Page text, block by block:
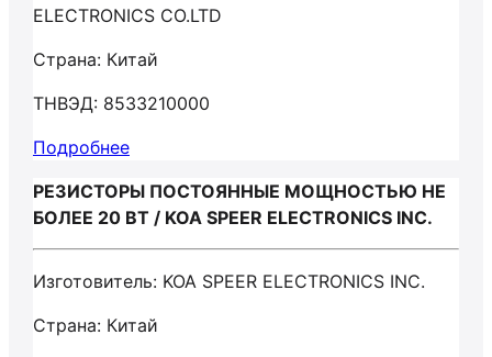
ELECTRONICS CO.LTD
Страна: Китай
ТНВЭД: 8533210000
Подробнее
РЕЗИСТОРЫ ПОСТОЯННЫЕ МОЩНОСТЬЮ НЕ
БОЛЕЕ 20 ВТ / KOA SPEER ELECTRONICS INC.
Изготовитель: KOA SPEER ELECTRONICS INC.
Страна: Китай